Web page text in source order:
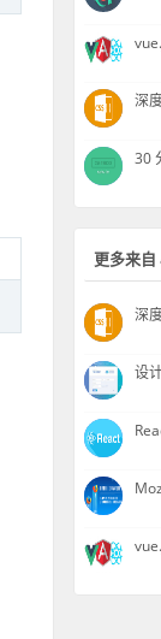
深
30
更多来自
深
设